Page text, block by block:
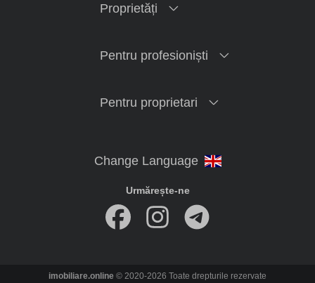
Proprietăți
Pentru profesioniști
Pentru proprietari
Urmărește-ne
imobiliare.online © 2020-2026 Toate drepturile rezervate